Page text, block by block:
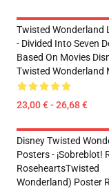
Twisted Wonderland
- Divided Into Seven
Based On Movies
Twisted Wonderland
23,00 € - 26,68 €
Disney Twisted
Posters - ¡Sobreblot!
RoseheartsTwisted
Wonderland) Poster